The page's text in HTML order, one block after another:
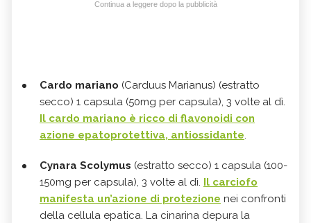
Continua a leggere dopo la pubblicità
Cardo mariano (Carduus Marianus) (estratto
secco) 1 capsula (50mg per capsula), 3 volte al dì.
Il cardo mariano è ricco di flavonoidi con
azione epatoprotettiva, antiossidante.
Cynara Scolymus (estratto secco) 1 capsula (100-
150mg per capsula), 3 volte al dì. Il carciofo
manifesta un’azione di protezione nei confronti
della cellula epatica. La cinarina depura la